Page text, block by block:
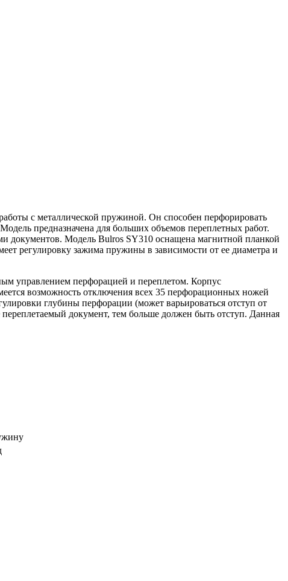
с металлической пружиной. Он способен перфорировать
предназначена для больших объемов переплетных работ.
документов. Модель Bulros SY310 оснащена магнитной планкой
регулировку зажима пружины в зависимости от ее диаметра и
управлением перфорацией и переплетом. Корпус
возможность отключения всех 35 перфорационных ножей
глубины перфорации (может варьироваться отступ от
документ, тем больше должен быть отступ. Данная